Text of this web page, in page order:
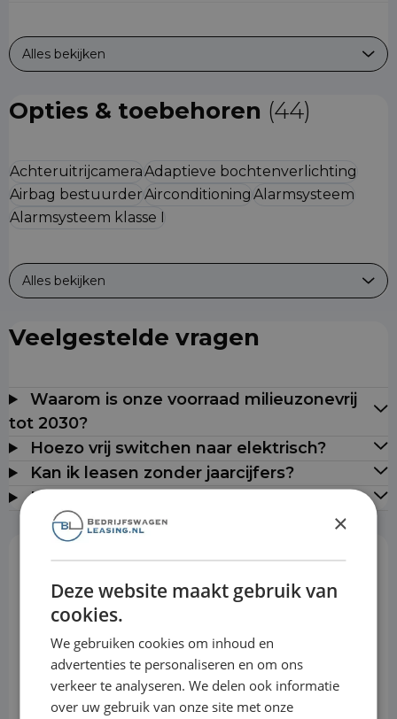
Alles bekijken
Opties & toebehoren (44)
AchteruitrijcameraAdaptieve bochtenverlichting
Airbag bestuurderAirconditioning Alarmsysteem
Alarmsysteem klasse I
Alles bekijken
Veelgestelde vragen
Waarom is onze voorraad milieuzonevrij
tot 2030?
Hoezo vrij switchen naar elektrisch?
Kan ik leasen zonder jaarcijfers?
Leveren jullie door heel Nederland?
Rekentool
Aanbetaling
Looptijd
×
Deze website maakt gebruik van
cookies.
We gebruiken cookies om inhoud en
advertenties te personaliseren en om ons
verkeer te analyseren. We delen ook informatie
over uw gebruik van onze site met onze